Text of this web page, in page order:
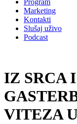
Program
Marketing
Kontakti
Slušaj uživo
Podcast
IZ SRCA
VITEZA